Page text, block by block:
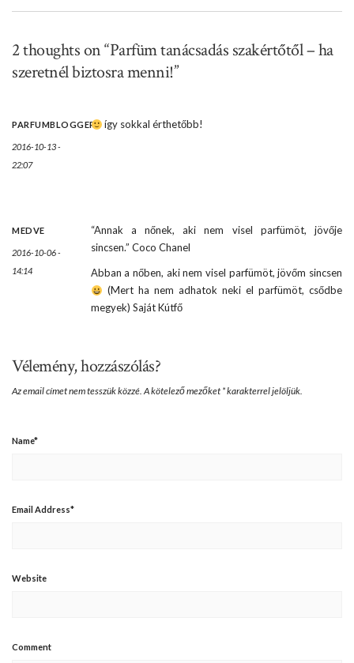
2 thoughts on “Parfüm tanácsadás szakértőtől – ha
szeretnél biztosra menni!”
PARFUMBLOGGER
2016-10-13 -
22:07
így sokkal érthetőbb!
MEDVE
2016-10-06 -
14:14
“Annak a nőnek, aki nem visel parfümöt, jövője
sincsen.” Coco Chanel
Abban a nőben, aki nem visel parfümöt, jövőm sincsen
(Mert ha nem adhatok neki el parfümöt, csődbe
megyek) Saját Kútfő
Vélemény, hozzászólás?
Az email címet nem tesszük közzé.A kötelező mezőket *karakterrel jelöljük.
Name*
Email Address*
Website
Comment